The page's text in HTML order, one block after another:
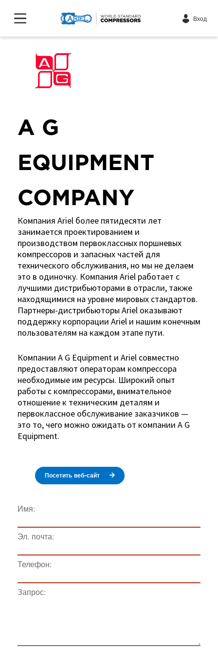
Вход
A G
EQUIPMENT
COMPANY
Компания Ariel более пятидесяти лет
занимается проектированием и
производством первоклассных поршневых
компрессоров и запасных частей для
технического обслуживания, но мы не делаем
это в одиночку. Компания Ariel работает с
лучшими дистрибьюторами в отрасли, также
находящимися на уровне мировых стандартов.
Партнеры-дистрибьюторы Ariel оказывают
поддержку корпорации Ariel и нашим конечным
пользователям на каждом этапе пути.
Компании A G Equipment и Ariel совместно
предоставляют операторам компрессора
необходимые им ресурсы. Широкий опыт
работы с компрессорами, внимательное
отношение к техническим деталям и
первоклассное обслуживание заказчиков —
это то, чего можно ожидать от компании A G
Equipment.
Посетить веб-сайт
Имя:
Эл. почта:
Телефон:
Запрос: